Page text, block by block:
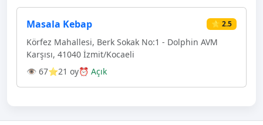
Masala Kebap ⭐ 2.5
Körfez Mahallesi, Berk Sokak No:1 - Dolphin AVM
Karşısı, 41040 İzmit/Kocaeli
👁 67⭐21 oy⏰ Açık